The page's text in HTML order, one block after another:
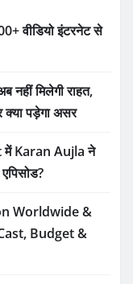
वीडियो इंटरनेट से
मिलेगी राहत,
क्या पड़ेगा असर
Karan Aujla ने
Worldwide &
Budget &